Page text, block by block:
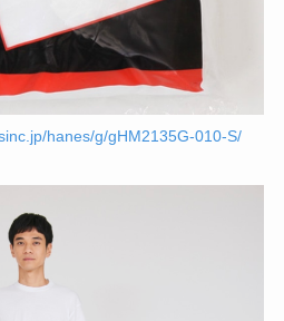
hanes/g/gHM2135G-010-S/